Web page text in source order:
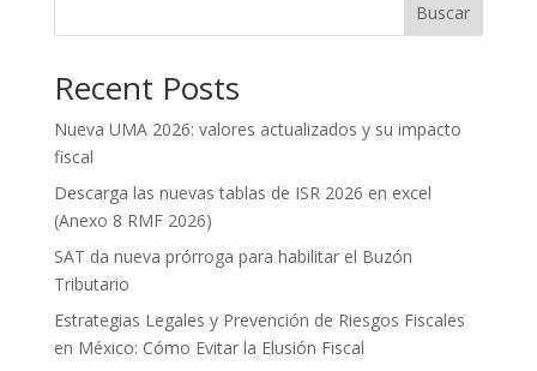
Buscar
Recent Posts
Nueva UMA 2026: valores actualizados y su impacto
fiscal
Descarga las nuevas tablas de ISR 2026 en excel
(Anexo 8 RMF 2026)
SAT da nueva prórroga para habilitar el Buzón
Tributario
Estrategias Legales y Prevención de Riesgos Fiscales
en México: Cómo Evitar la Elusión Fiscal